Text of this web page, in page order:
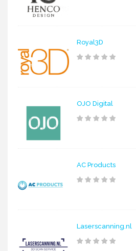
Royal3D
OJO Digital
AC Products
Laserscanning.nl